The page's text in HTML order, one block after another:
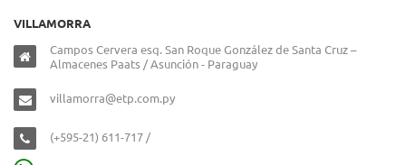
VILLAMORRA
Campos Cervera esq. San Roque González de Santa Cruz –
Almacenes Paats / Asunción - Paraguay
villamorra@etp.com.py
(+595-21) 611-717 /